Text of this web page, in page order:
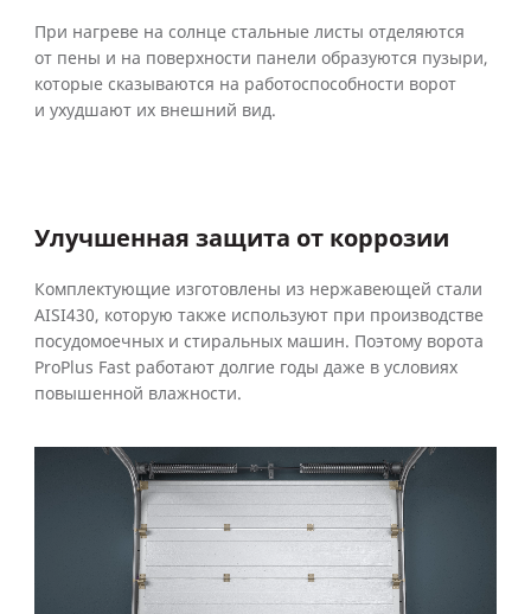
При нагреве на солнце стальные листы отделяются
от пены и на поверхности панели образуются пузыри,
которые сказываются на работоспособности ворот
и ухудшают их внешний вид.
Улучшенная защита от коррозии
Комплектующие изготовлены из нержавеющей стали
AISI430, которую также используют при производстве
посудомоечных и стиральных машин. Поэтому ворота
ProPlus Fast работают долгие годы даже в условиях
повышенной влажности.